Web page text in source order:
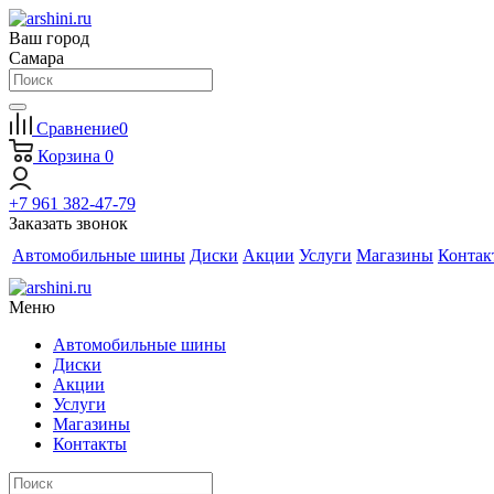
Ваш город
Самара
Сравнение0
Корзина 0
+7 961 382-47-79
Заказать звонок
Автомобильные шины Диски Акции Услуги Магазины
Меню
Автомобильные шины
Диски
Акции
Услуги
Магазины
Контакты